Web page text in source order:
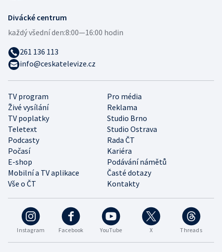
Instagram Facebook YouTube X Threads
TV program
Pro média
Živé vysílání
Reklama
TV poplatky
Studio Brno
Teletext
Studio Ostrava
Podcasty
Rada ČT
Počasí
Kariéra
E-shop
Podávání námětů
Mobilní a TV aplikace
Časté dotazy
Vše o ČT
Kontakty
Divácké centrum
každý všední den:8:00—16:00 hodin
261 136 113
info@ceskatelevize.cz